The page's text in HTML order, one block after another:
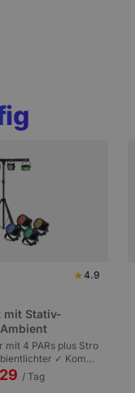
★4.9
mit Stativ-
4 PARs plus Stro
✓ Kompl
| Plug-and-Play | P
100 Personen.
/ Tag